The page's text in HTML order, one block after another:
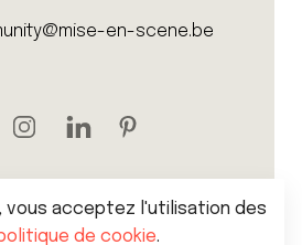
en-scene.be
vous acceptez l'utilisation des
de cookie.